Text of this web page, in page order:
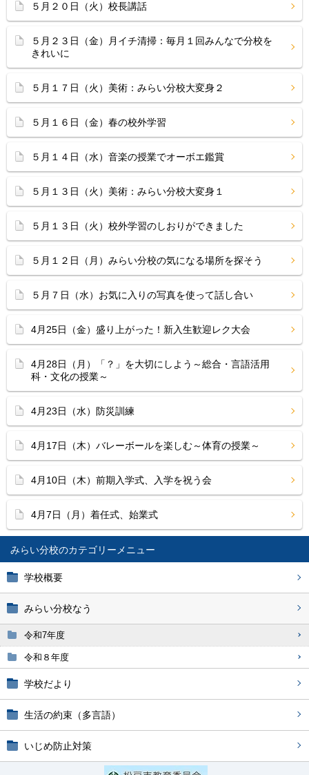
みらい分校
学校概要
みらい分校なう
令和7年度
令和８年度
学校だより
生活の約束（多言語）
いじめ防止対策
５月２０日（火）校長講話
５月２３日（金）月イチ清掃：毎月１回みんなで分校を
きれいに
５月１７日（火）美術：みらい分校大変身２
５月１６日（金）春の校外学習
５月１４日（水）音楽の授業でオーボエ鑑賞
５月１３日（火）美術：みらい分校大変身１
５月１３日（火）校外学習のしおりができました
５月１２日（月）みらい分校の気になる場所を探そう
５月７日（水）お気に入りの写真を使って話し合い
4月25日（金）盛り上がった！新入生歓迎レク大会
4月28日（月）「？」を大切にしよう～総合・言語活用
科・文化の授業～
4月23日（水）防災訓練
4月17日（木）バレーボールを楽しむ～体育の授業～
4月10日（木）前期入学式、入学を祝う会
4月7日（月）着任式、始業式